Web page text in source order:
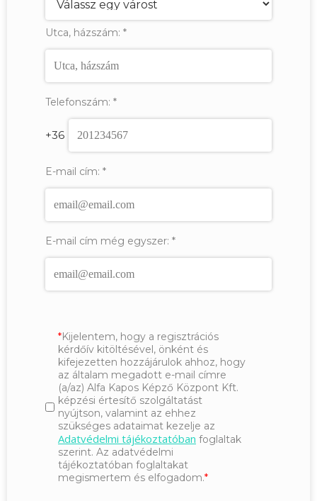
Utca, házszám: *
Telefonszám: *
+36
E-mail cím: *
E-mail cím még egyszer: *
Kijelentem, hogy a regisztrációs
kérdőív kitöltésével, önként és
kifejezetten hozzájárulok ahhoz, hogy
az általam megadott e-mail címre
(a/az) Alfa Kapos Képző Központ Kft.
képzési értesítő szolgáltatást
nyújtson, valamint az ehhez
szükséges adataimat kezelje az
Adatvédelmi tájékoztatóban foglaltak
szerint. Az adatvédelmi
tájékoztatóban foglaltakat
megismertem és elfogadom.